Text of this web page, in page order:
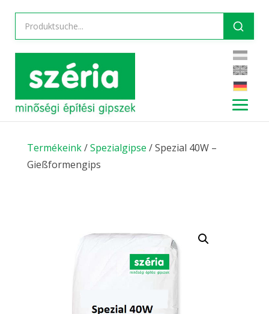
Termékeink/Spezialgipse / Spezial 40W –
Gießformengips